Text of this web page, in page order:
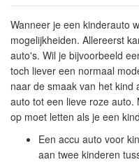
Wanneer je een kinderauto
mogelijkheiden. Allereerst
auto's. Wil je bijvoorbeeld
toch liever een normaal
naar de smaak van het kind
auto tot een lieve roze
op moet letten als je een
Een accu auto voor
aan twee kinderen